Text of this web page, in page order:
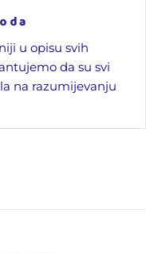
u opisu svih
da su svi
na razumijevanju